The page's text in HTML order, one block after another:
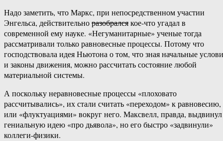
Надо заметить, что Маркс, при непосредственном участии
Энгельса, действительноразобралсякое-что угадал в
современной ему науке. «Негуманитарные» ученые тогда
рассматривали только равновесные процессы. Потому что
господствовала идея Ньютона о том, что зная начальные
и законы движения, можно рассчитать состояние любой
материальной системы.
А поскольку неравновесные процессы «плоховато
рассчитывались», их стали считать «переходом» к равновесию,
или «флуктуациями» вокруг него. Максвелл, правда, выдвинул
гениальную идею «про дьявола», но его быстро «задвинули»
коллеги-физики.